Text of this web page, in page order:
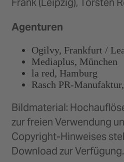
Frank (Leipzig), Torsten
Agenturen
Ogilvy, Frankfurt /
Mediaplus, München
la red, Hamburg
Rasch PR-
Bildmaterial:
zur freien Verwendung
Copyright-Hinweises
Download zur Verfügung.